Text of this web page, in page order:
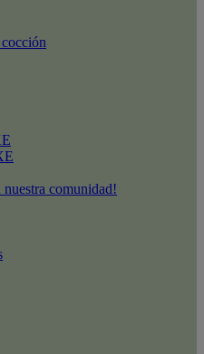
nuestra comunidad!